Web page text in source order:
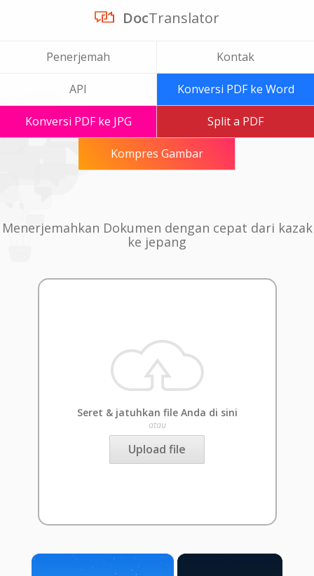
DocTranslator
Penerjemah Kontak
API Konversi PDF ke Word
Konversi PDF ke JPG Split a PDF
Kompres Gambar
Menerjemahkan Dokumen dengan cepat dari kazak
ke jepang
Seret & jatuhkan file Anda di sini
atau
Upload file
×